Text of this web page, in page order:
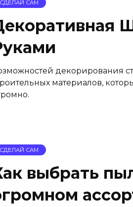
СДЕЛАЙ САМ
декорирования
материалов,
СДЕЛАЙ САМ
выбрать